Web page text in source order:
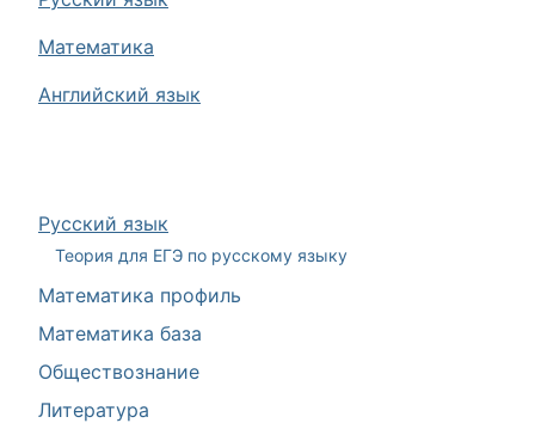
Русский язык
Теория для ЕГЭ по русскому языку
Математика профиль
Математика база
Обществознание
Литература
Математика
Английский язык